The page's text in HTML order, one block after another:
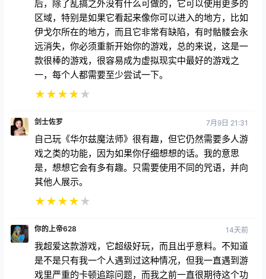
胜的游戏！
★★★★★
饼干龙 5月28日 07:54
这是我在虚拟现实中玩过的最好的游戏之一，但它有一
个问题，游戏过一段时间后就会变得无聊，我知道这主
后，除了乱搞之外没有什么可做的，它可以使用更多的
区域，特别是如果它看起来像你可以进入的地方，比如
伊戈尔所在的地方，而且它非常有缺陷，有时骷髅会永
远消失，你必须重新开始你的游戏，总的来说，这是一
款很棒的游戏，很容易成为虚拟现实中最好的游戏之
剑士佐罗 7月9日 21:31
自己玩《华尔兹魔法师》很有趣，但它仍然需要多人游
戏之类的功能，因为如果你仔细想想的话。我的意思